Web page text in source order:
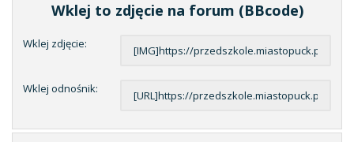
Wklej to zdjęcie na forum (BBcode)
Wklej zdjęcie:
Wklej odnośnik: